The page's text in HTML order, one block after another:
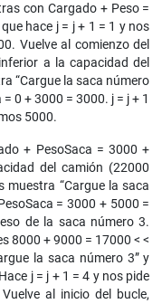
con Cargado + Peso =
hace j = j + 1 = 1 y nos
Vuelve al comienzo del
a la capacidad del
“Cargue la saca número
0 + 3000 = 3000. j = j + 1
5000.
+ PesoSaca = 3000 +
del camión (22000
muestra “Cargue la saca
= 3000 + 5000 =
de la saca número 3.
8000 + 9000 = 17000 < <
la saca número 3” y
j = j + 1 = 4 y nos pide
al inicio del bucle,